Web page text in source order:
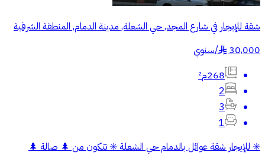
شقة للإيجار في شارع المجد, حي الشعلة, مدينة الدمام, المنطقة الشرقية
30,000
§
/سنوي
268م²
2
3
1
✳️ للإيجار شقة عوائل بالدمام حي الشعلة ✳️ تتكون من 🌲 صالة 🌲